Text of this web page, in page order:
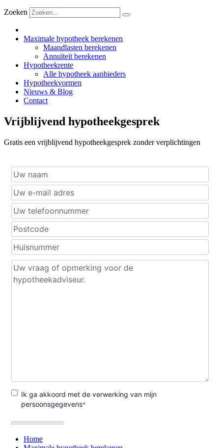
Zoeken
Maximale hypotheek berekenen
Maandlasten berekenen
Annuïteit berekenen
Hypotheekrente
Alle hypotheek aanbieders
Hypotheekvormen
Nieuws & Blog
Contact
Vrijblijvend hypotheekgesprek
Gratis een vrijblijvend hypotheekgesprek zonder verplichtingen
Home